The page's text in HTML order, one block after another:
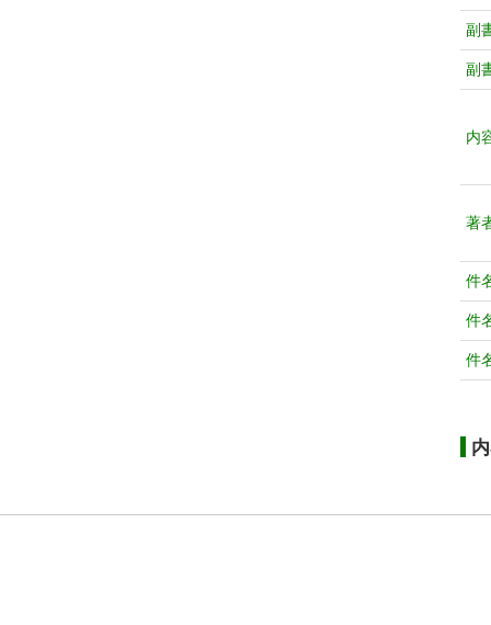
副
副
内
著
件
件
件